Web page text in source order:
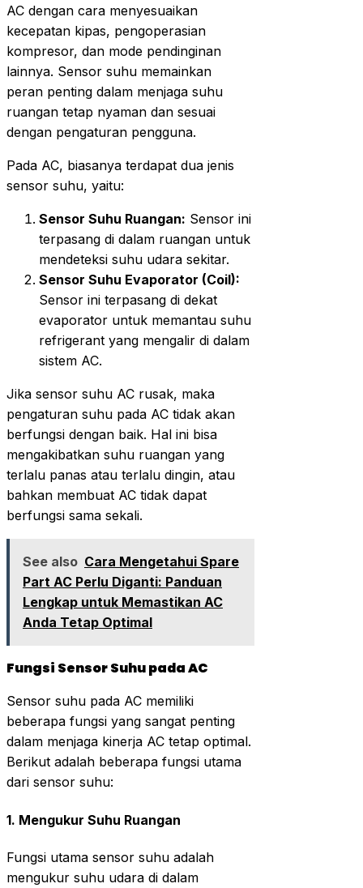
AC dengan cara menyesuaikan
kecepatan kipas, pengoperasian
kompresor, dan mode pendinginan
lainnya. Sensor suhu memainkan
peran penting dalam menjaga suhu
ruangan tetap nyaman dan sesuai
dengan pengaturan pengguna.
Pada AC, biasanya terdapat dua jenis
sensor suhu, yaitu:
Sensor Suhu Ruangan: Sensor ini
terpasang di dalam ruangan untuk
mendeteksi suhu udara sekitar.
Sensor Suhu Evaporator (Coil):
Sensor ini terpasang di dekat
evaporator untuk memantau suhu
refrigerant yang mengalir di dalam
sistem AC.
Jika sensor suhu AC rusak, maka
pengaturan suhu pada AC tidak akan
berfungsi dengan baik. Hal ini bisa
mengakibatkan suhu ruangan yang
terlalu panas atau terlalu dingin, atau
bahkan membuat AC tidak dapat
berfungsi sama sekali.
See also Cara Mengetahui Spare
Part AC Perlu Diganti: Panduan
Lengkap untuk Memastikan AC
Anda Tetap Optimal
Fungsi Sensor Suhu pada AC
Sensor suhu pada AC memiliki
beberapa fungsi yang sangat penting
dalam menjaga kinerja AC tetap optimal.
Berikut adalah beberapa fungsi utama
dari sensor suhu:
1. Mengukur Suhu Ruangan
Fungsi utama sensor suhu adalah
mengukur suhu udara di dalam